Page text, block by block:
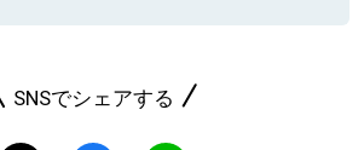
SNSでシェアする